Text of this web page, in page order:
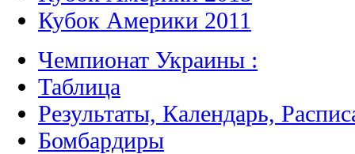
Кубок Америки 2011
Чемпионат Украины :
Таблица
Результаты, Календарь,
Бомбардиры